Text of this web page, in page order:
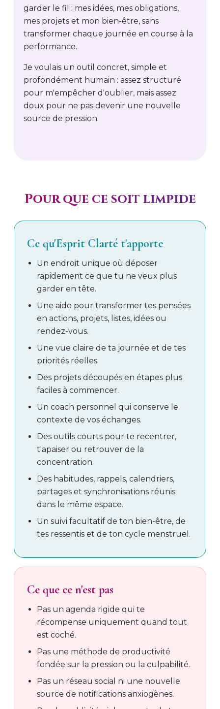
garder le fil : mes idées, mes obligations,
mes projets et mon bien-être, sans
transformer chaque journée en course à la
performance.
Je voulais un outil concret, simple et
profondément humain : assez structuré
pour m'empêcher d'oublier, mais assez
doux pour ne pas devenir une nouvelle
source de pression.
Pour que ce soit limpide
Ce qu'Esprit Clarté t'apporte
Un endroit unique où déposer
rapidement ce que tu ne veux plus
garder en tête.
Une aide pour transformer tes pensées
en actions, projets, listes, idées ou
rendez-vous.
Une vue claire de ta journée et de tes
priorités réelles.
Des projets découpés en étapes plus
faciles à commencer.
Un coach personnel qui conserve le
contexte de vos échanges.
Des outils courts pour te recentrer,
t'apaiser ou retrouver de la
concentration.
Des habitudes, rappels, calendriers,
partages et synchronisations réunis
dans le même espace.
Un suivi facultatif de ton bien-être, de
tes ressentis et de ton cycle menstruel.
Ce que ce n'est pas
Pas un agenda rigide qui te
récompense uniquement quand tout
est coché.
Pas une méthode de productivité
fondée sur la pression ou la culpabilité.
Pas un réseau social ni une nouvelle
source de notifications anxiogènes.